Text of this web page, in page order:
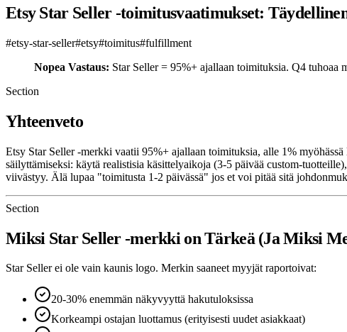
Etsy Star Seller -toimitusvaatimukset:
#etsy-star-seller#etsy#toimitus#fulfillment
Nopea Vastaus: Star Seller = 95%+ ajallaan toimituksia. Q4 tuhoaa
Section
Yhteenveto
Etsy Star Seller -merkki vaatii 95%+ ajallaan toimituksia, alle 1%
säilyttämiseksi: käytä realistisia käsittelyaikoja (3-5 päivää custom-
viivästyy. Älä lupaa "toimitusta 1-2 päivässä" jos et voi pitää sitä
Section
Miksi Star Seller -merkki on Tärkeä (Ja Miksi
Star Seller ei ole vain kaunis logo. Merkin saaneet myyjät raportoivat:
20-30% enemmän näkyvyyttä hakutuloksissa
Korkeampi ostajan luottamus (erityisesti uudet asiakkaat)